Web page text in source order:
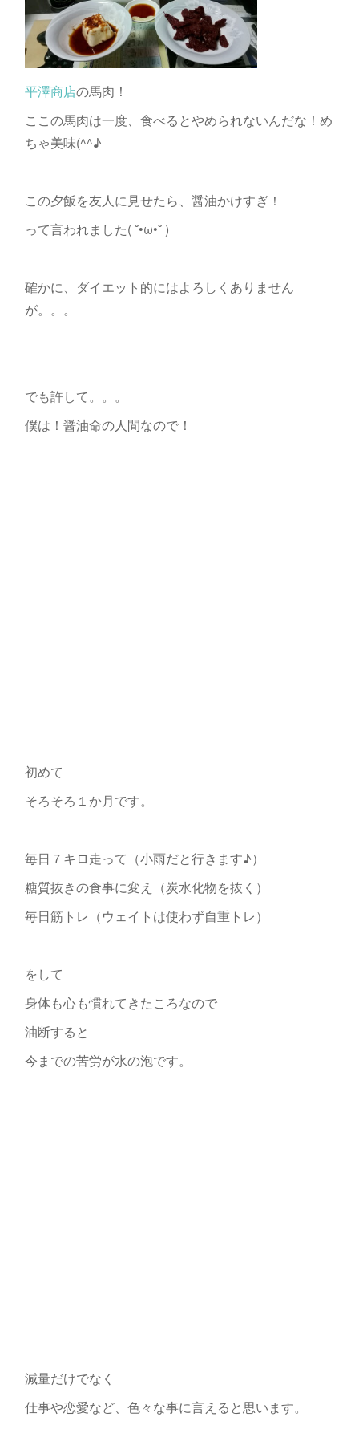
平澤商店の馬肉！
ここの馬肉は一度、食べるとやめられないんだな！め
ちゃ美味(^^♪
この夕飯を友人に見せたら、醤油かけすぎ！
って言われました( ˘•ω•˘ )
確かに、ダイエット的にはよろしくありません
が。。。
でも許して。。。
僕は！醤油命の人間なので！
初めて
そろそろ１か月です。
毎日７キロ走って（小雨だと行きます♪）
糖質抜きの食事に変え（炭水化物を抜く）
毎日筋トレ（ウェイトは使わず自重トレ）
をして
身体も心も慣れてきたころなので
油断すると
今までの苦労が水の泡です。
減量だけでなく
仕事や恋愛など、色々な事に言えると思います。